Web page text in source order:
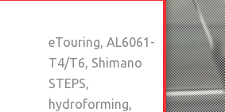
eTouring, AL6061-
T4/T6, Shimano
STEPS,
hydroforming,